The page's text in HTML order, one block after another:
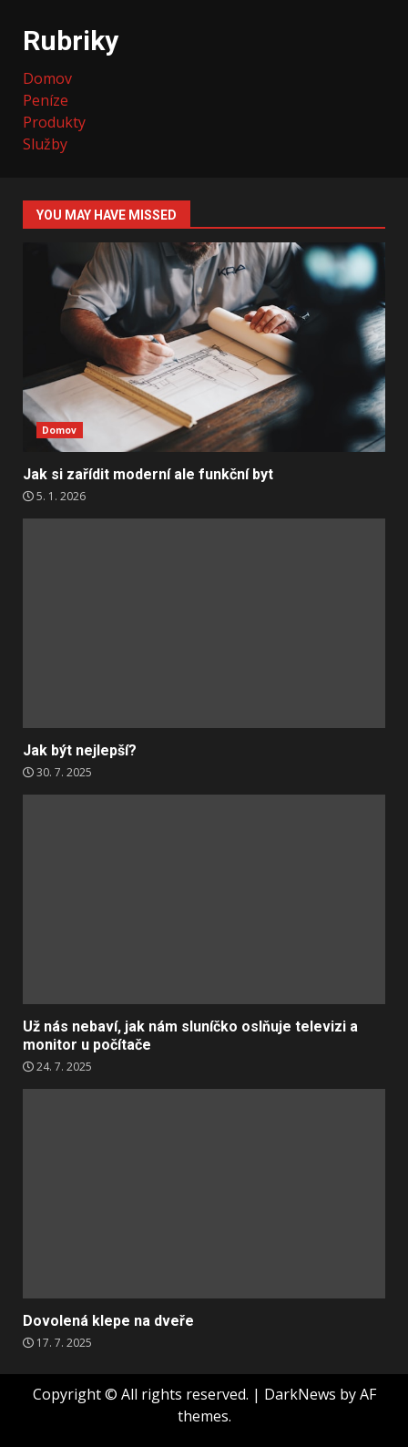
Rubriky
Domov
Peníze
Produkty
Služby
YOU MAY HAVE MISSED
Domov
Jak si zařídit moderní ale funkční byt
5. 1. 2026
Jak být nejlepší?
30. 7. 2025
Už nás nebaví, jak nám sluníčko oslňuje televizi a
monitor u počítače
24. 7. 2025
Dovolená klepe na dveře
17. 7. 2025
Copyright © All rights reserved. | DarkNews by AF
themes.